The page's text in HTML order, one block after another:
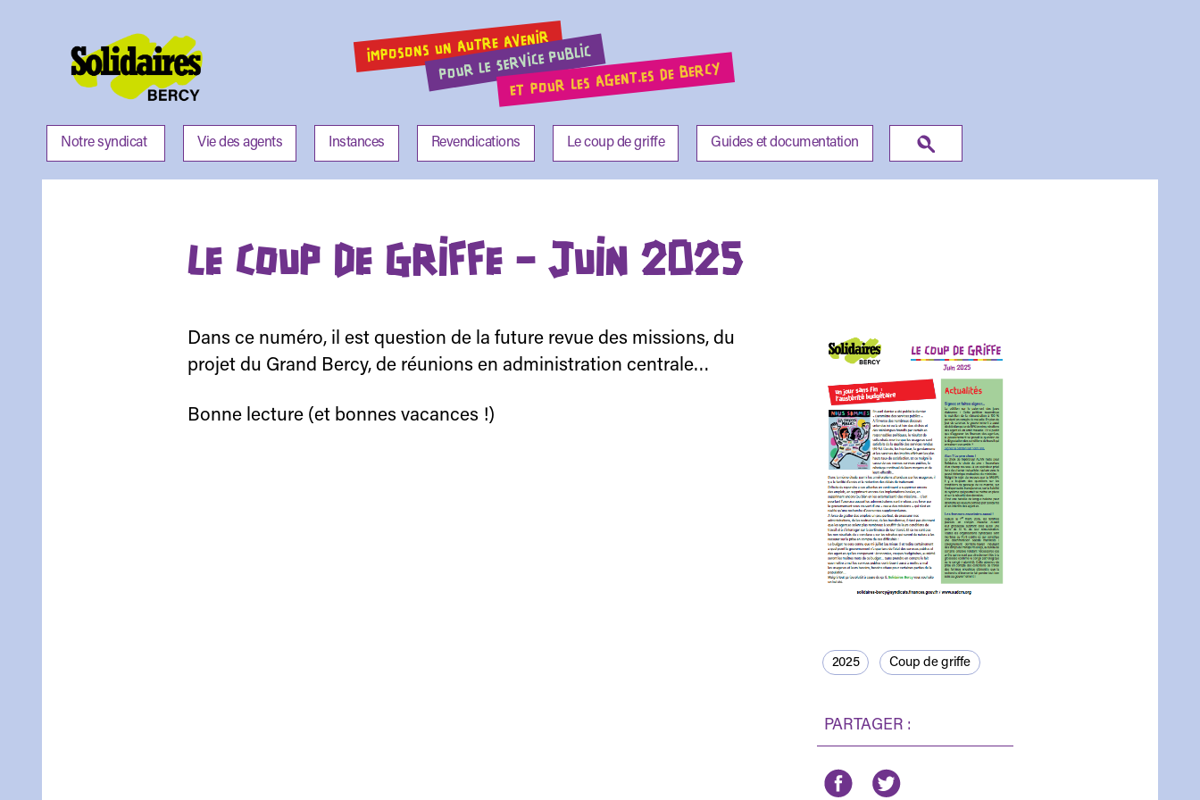
Bercy
IMPOSONS UN AUTRE AVENIR
POUR LE SERVICE PUBLIC
ET POUR LES AGENT.ES DE BERCY
Notre syndicat Vie des agents Instances Revendications Le coup de griffe Guides et documentation
LE COUP DE GRIFFE – JUIN 2025
2025 Coup de griffe
PARTAGER :
Dans ce numéro, il est question de la future revue des missions, du
projet du Grand Bercy, de réunions en administration centrale…
Bonne lecture (et bonnes vacances !)